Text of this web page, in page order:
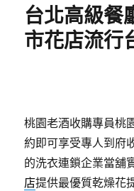
台北高級餐
市花店流行
桃園老酒收購專員桃
約即可享受專人到府
的洗衣連鎖企業當舖
店提供最優質乾燥花